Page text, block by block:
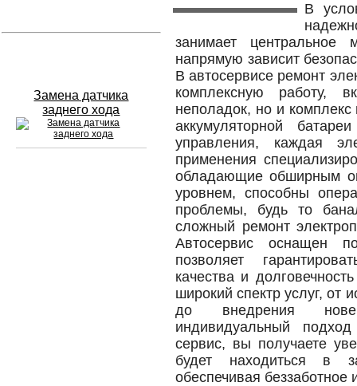
Замена датчика
заднего хода
В
занимает
напрямую зависит
В автосервисе ремонт
комплексную работу,
неполадок, но и
аккумуляторной
управления, каждая
применения
обладающие обширным
уровнем, способны
проблемы, будь то
сложный ремонт
Автосервис оснащен
позволяет
качества и
широкий спектр услуг, от
до внедрения
индивидуальный
сервис, вы получаете
будет находиться в
обеспечивая беззаботное